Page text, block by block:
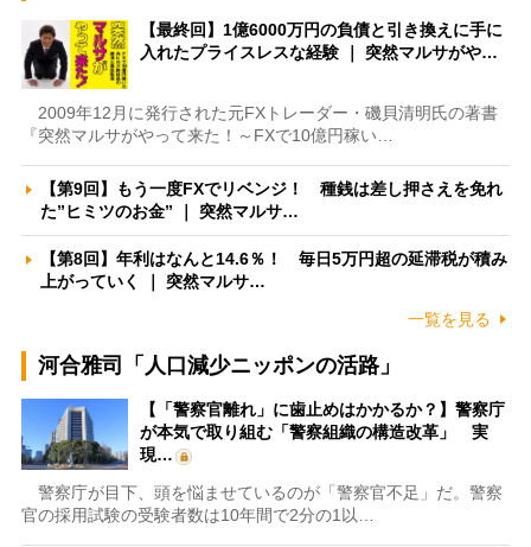
【最終回】1億6000万円の負債と引き換えに手に
入れたプライスレスな経験 ｜ 突然マルサがや…
2009年12月に発行された元FXトレーダー・磯貝清明氏の著書
『突然マルサがやって来た！～FXで10億円稼い…
【第9回】もう一度FXでリベンジ！ 種銭は差し押さえを免れ
た”ヒミツのお金” ｜ 突然マルサ…
【第8回】年利はなんと14.6％！ 毎日5万円超の延滞税が積み
上がっていく ｜ 突然マルサ…
一覧を見る
河合雅司「人口減少ニッポンの活路」
【「警察官離れ」に歯止めはかかるか？】警察庁
が本気で取り組む「警察組織の構造改革」 実
現…
警察庁が目下、頭を悩ませているのが「警察官不足」だ。警察
官の採用試験の受験者数は10年間で2分の1以…